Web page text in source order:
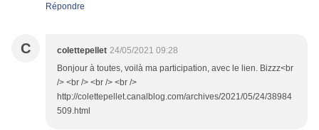
Répondre
C colettepellet 24/05/2021 09:28
Bonjour à toutes, voilà ma participation, avec le lien. Bizzz<br
/> <br /> <br /> <br />
http://colettepellet.canalblog.com/archives/2021/05/24/38984
509.html